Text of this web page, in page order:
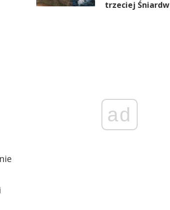
trzeciej Śniardw
ad